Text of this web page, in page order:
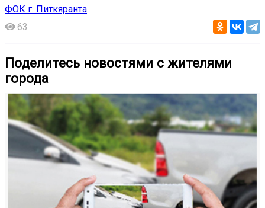
ФОК г. Питкяранта
63
Поделитесь новостями с жителями
города